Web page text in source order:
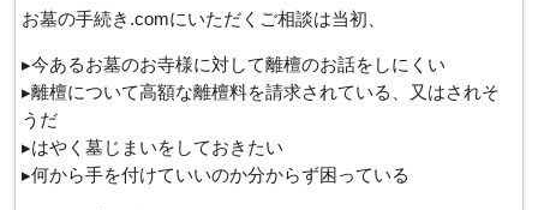
お墓の手続き.comにいただくご相談は当初、
▸今あるお墓のお寺様に対して離檀のお話をしにくい
▸離檀について高額な離檀料を請求されている、又はされそ
うだ
▸はやく墓じまいをしておきたい
▸何から手を付けていいのか分からず困っている